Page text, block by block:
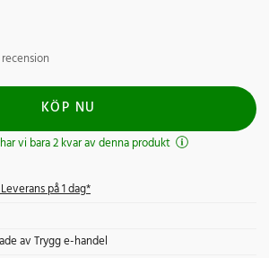
recension
KÖP NU
vi bara 2 kvar av denna produkt
på 1 dag*
av Trygg e-handel